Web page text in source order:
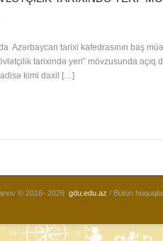
tarixi kafedrasının baş
tarixində yeri” mövzusunda açıq
kimi daxil […]
© 2016- 2026 gdu.edu.az / Bütün